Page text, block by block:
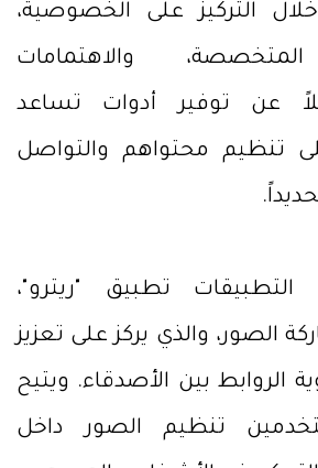
التركيز على الخصوصية،
والاهتمامات
عن توفير أدوات تساعد
تنظيم محتواهم والتواصل
تطبيق "ريترو"،
الصور، والذي يركز على تعزيز
الروابط بين الأصدقاء. ويتيح
تنظيم الصور داخل